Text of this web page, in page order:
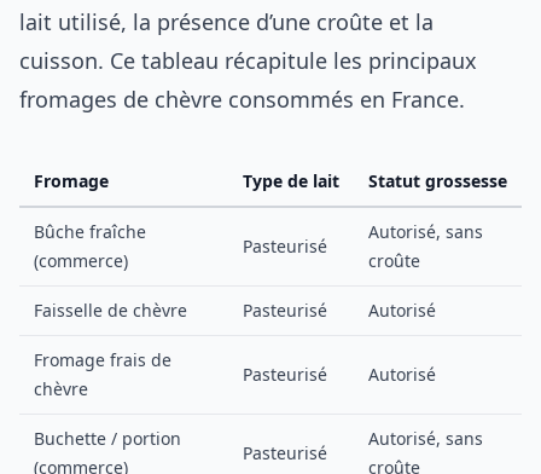
lait utilisé, la présence d’une croûte et la
cuisson. Ce tableau récapitule les principaux
fromages de chèvre consommés en France.
Fromage Type de lait Statut grossesse
Bûche fraîche
(commerce)
Pasteurisé
Autorisé, sans
croûte
Faisselle de chèvre Pasteurisé Autorisé
Fromage frais de
chèvre
Pasteurisé Autorisé
Buchette / portion
(commerce)
Pasteurisé
Autorisé, sans
croûte